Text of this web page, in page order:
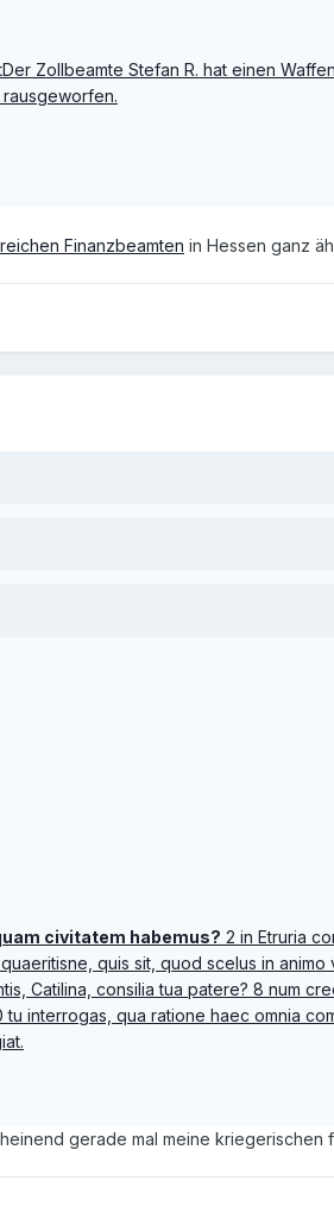
Zollbeamte Stefan R. hat einen
Finanzbeamten in Hessen ganz
civitatem habemus? 2 in Etruria
quis sit, quod scelus in
Catilina, consilia tua patere? 8 num
tu interrogas, qua ratione haec omnia
gerade mal meine kriegerischen